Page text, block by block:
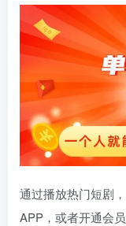
通过播放热门短剧
APP，或者开通会